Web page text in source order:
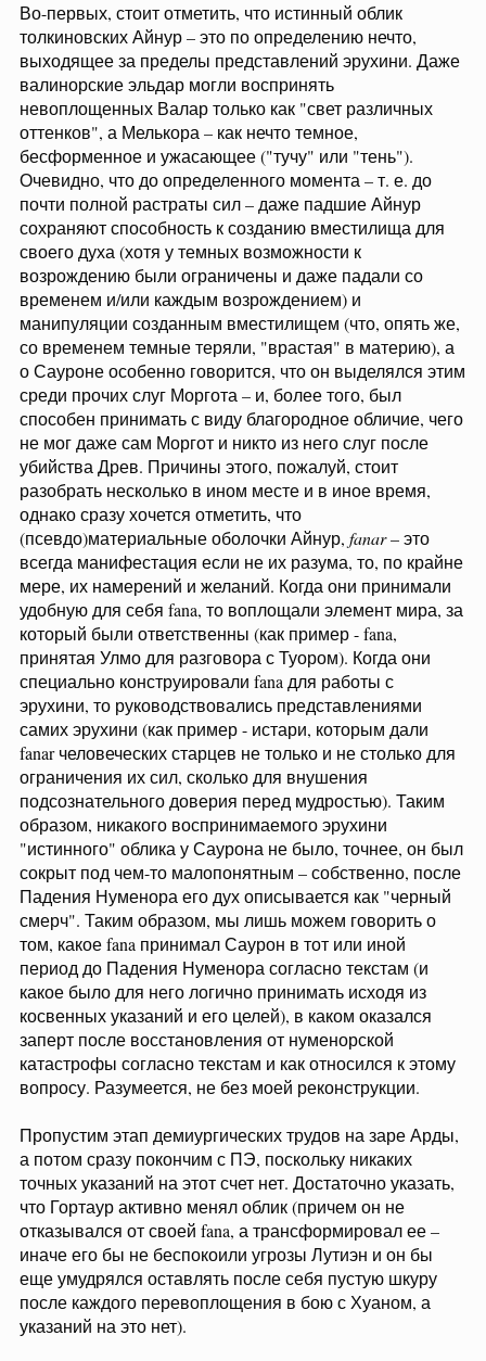
Во-первых, стоит отметить, что истинный облик
толкиновских Айнур – это по определению нечто,
выходящее за пределы представлений эрухини. Даже
валинорские эльдар могли воспринять
невоплощенных Валар только как "свет различных
оттенков", а Мелькора – как нечто темное,
бесформенное и ужасающее ("тучу" или "тень").
Очевидно, что до определенного момента – т. е. до
почти полной растраты сил – даже падшие Айнур
сохраняют способность к созданию вместилища для
своего духа (хотя у темных возможности к
возрождению были ограничены и даже падали со
временем и/или каждым возрождением) и
манипуляции созданным вместилищем (что, опять же,
со временем темные теряли, "врастая" в материю), а
о Сауроне особенно говорится, что он выделялся этим
среди прочих слуг Моргота – и, более того, был
способен принимать с виду благородное обличие, чего
не мог даже сам Моргот и никто из него слуг после
убийства Древ. Причины этого, пожалуй, стоит
разобрать несколько в ином месте и в иное время,
однако сразу хочется отметить, что
(псевдо)материальные оболочки Айнур, fanar– это
всегда манифестация если не их разума, то, по крайне
мере, их намерений и желаний. Когда они принимали
удобную для себя fana, то воплощали элемент мира, за
который были ответственны (как пример - fana,
принятая Улмо для разговора с Туором). Когда они
специально конструировали fana для работы с
эрухини, то руководствовались представлениями
самих эрухини (как пример - истари, которым дали
fanar человеческих старцев не только и не столько для
ограничения их сил, сколько для внушения
подсознательного доверия перед мудростью). Таким
образом, никакого воспринимаемого эрухини
"истинного" облика у Саурона не было, точнее, он был
сокрыт под чем-то малопонятным – собственно, после
Падения Нуменора его дух описывается как "черный
смерч". Таким образом, мы лишь можем говорить о
том, какое fana принимал Саурон в тот или иной
период до Падения Нуменора согласно текстам (и
какое было для него логично принимать исходя из
косвенных указаний и его целей), в каком оказался
заперт после восстановления от нуменорской
катастрофы согласно текстам и как относился к этому
вопросу. Разумеется, не без моей реконструкции.
Пропустим этап демиургических трудов на заре Арды,
а потом сразу покончим с ПЭ, поскольку никаких
точных указаний на этот счет нет. Достаточно указать,
что Гортаур активно менял облик (причем он не
отказывался от своей fana, а трансформировал ее –
иначе его бы не беспокоили угрозы Лутиэн и он бы
еще умудрялся оставлять после себя пустую шкуру
после каждого перевоплощения в бою с Хуаном, а
указаний на это нет).